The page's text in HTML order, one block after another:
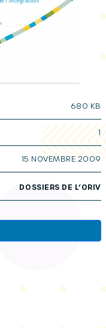
680 KB
1
15 NOVEMBRE 2009
DOSSIERS DE L’ORIV